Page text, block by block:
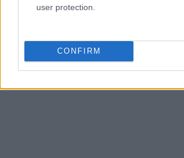
user protection.
CONFIRM